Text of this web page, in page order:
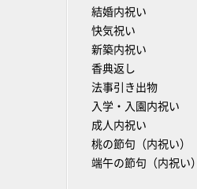
結婚内祝い
快気祝い
新築内祝い
香典返し
法事引き出物
入学・入園内祝い
成人内祝い
桃の節句（内祝い）
端午の節句（内祝い）